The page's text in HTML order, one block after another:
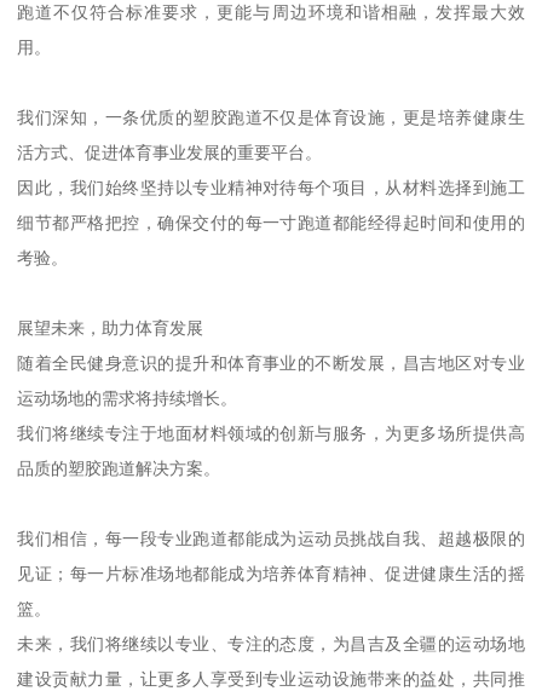
跑道不仅符合标准要求，更能与周边环境和谐相融，发挥最大效
用。
我们深知，一条优质的塑胶跑道不仅是体育设施，更是培养健康生
活方式、促进体育事业发展的重要平台。
因此，我们始终坚持以专业精神对待每个项目，从材料选择到施工
细节都严格把控，确保交付的每一寸跑道都能经得起时间和使用的
考验。
展望未来，助力体育发展
随着全民健身意识的提升和体育事业的不断发展，昌吉地区对专业
运动场地的需求将持续增长。
我们将继续专注于地面材料领域的创新与服务，为更多场所提供高
品质的塑胶跑道解决方案。
我们相信，每一段专业跑道都能成为运动员挑战自我、超越极限的
见证；每一片标准场地都能成为培养体育精神、促进健康生活的摇
篮。
未来，我们将继续以专业、专注的态度，为昌吉及全疆的运动场地
建设贡献力量，让更多人享受到专业运动设施带来的益处，共同推